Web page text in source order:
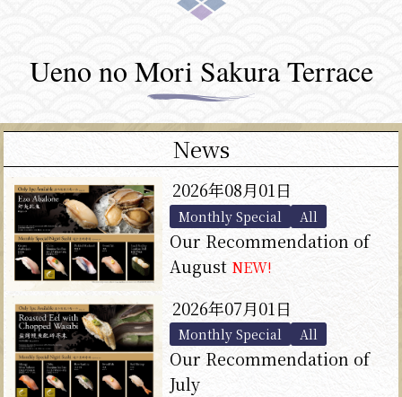
Ueno no Mori Sakura Terrace
News
2026年08月01日
Monthly Special All
Our Recommendation of
August NEW!
2026年07月01日
Monthly Special All
Our Recommendation of
July